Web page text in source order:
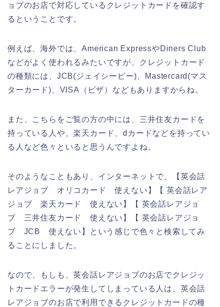
ョブのお店で対応しているクレジットカードを確認す
るということです。
例えば、海外では、American ExpressやDiners Club
などがよく使われるみたいですが、クレジットカード
の種類には、JCB(ジェイシービー)、Mastercard(マス
ターカード)、VISA（ビザ）などもありますからね。
また、こちらをご覧の方の中には、三井住友カードを
持っている人や、楽天カード、dカードなどを持ってい
る人など色々といると思うんですよね。
そのようなこともあり、インターネットで、【英会話
レアジョブ オリコカード 使えない】【 英会話レア
ジョブ 楽天カード 使えない】【 英会話レアジョ
ブ 三井住友カード 使えない】【 英会話レアジョ
ブ JCB 使えない】という感じで色々と検索してみ
ることにしました。
なので、もしも、英会話レアジョブのお店でクレジッ
トカードエラーが発生してしまっている人は、英会話
レアジョブのお店で利用できるクレジットカードの種